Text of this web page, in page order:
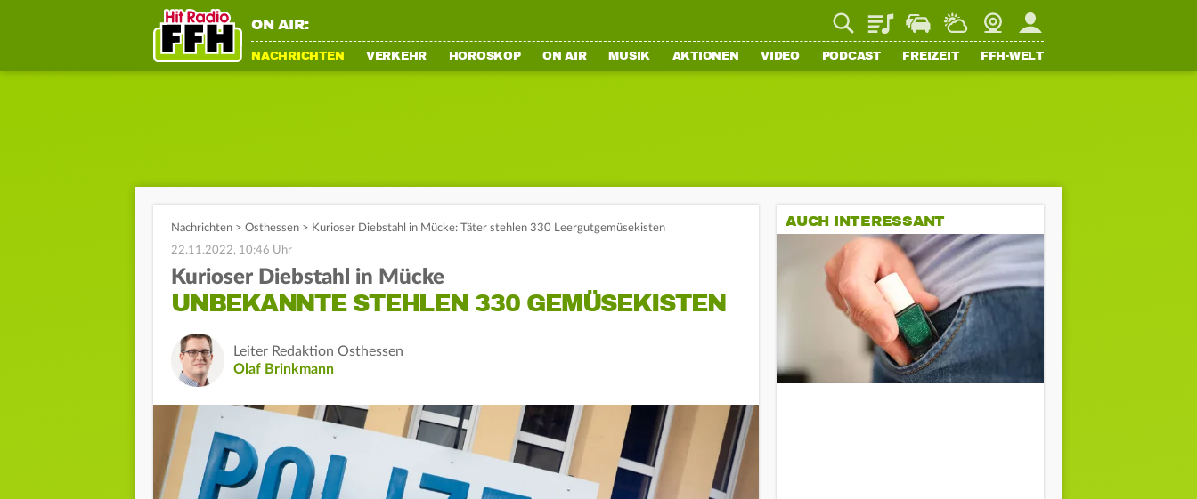
ON AIR: PlaylistStaupilotWetterWebcamMein FFH
NACHRICHTEN VERKEHR HOROSKOP ON AIR MUSIK AKTIONEN VIDEO PODCAST FREIZEIT FFH-WELT
Nachrichten > Osthessen > Kurioser Diebstahl in Mücke: Täter stehlen 330 Leergutgemüsekisten
22.11.2022, 10:46 Uhr
Kurioser Diebstahl in Mücke
UNBEKANNTE STEHLEN 330 GEMÜSEKISTEN
Leiter Redaktion Osthessen
Olaf Brinkmann
AUCH INTERESSANT